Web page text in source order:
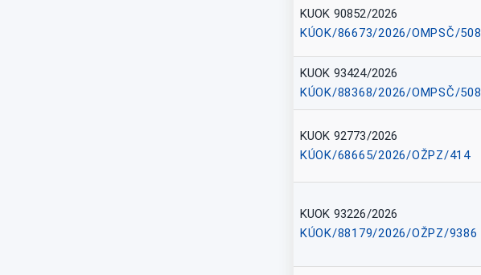
KUOK 90852/2026
KÚOK/86673/2026/OMPSČ/508
KUOK 93424/2026
KÚOK/88368/2026/OMPSČ/508
KUOK 92773/2026
KÚOK/68665/2026/OŽPZ/414
KUOK 93226/2026
KÚOK/88179/2026/OŽPZ/9386